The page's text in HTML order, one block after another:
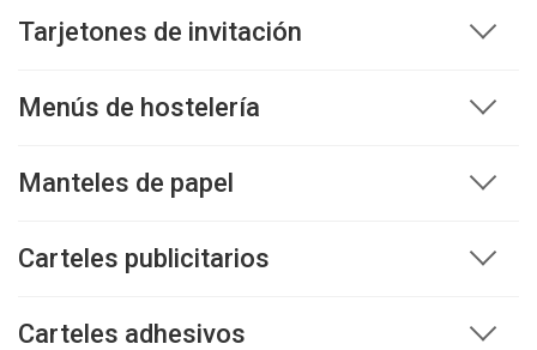
Tarjetones de invitación
Menús de hostelería
Manteles de papel
Carteles publicitarios
Carteles adhesivos